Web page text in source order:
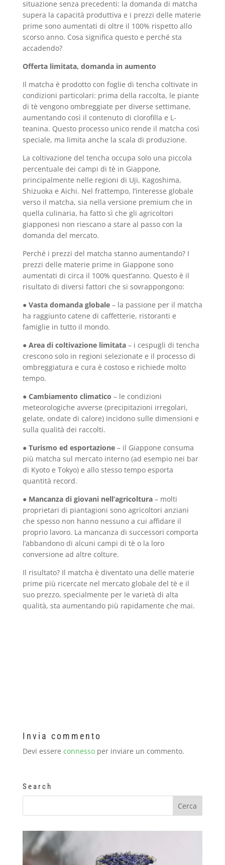
situazione senza precedenti: la domanda di matcha
supera la capacità produttiva e i prezzi delle materie
prime sono aumentati di oltre il 100% rispetto allo
scorso anno. Cosa significa questo e perché sta
accadendo?
Offerta limitata, domanda in aumento
Il matcha è prodotto con foglie di tencha coltivate in
condizioni particolari: prima della raccolta, le piante
di tè vengono ombreggiate per diverse settimane,
aumentando così il contenuto di clorofilla e L-
teanina. Questo processo unico rende il matcha così
speciale, ma limita anche la scala di produzione.
La coltivazione del tencha occupa solo una piccola
percentuale dei campi di tè in Giappone,
principalmente nelle regioni di Uji, Kagoshima,
Shizuoka e Aichi. Nel frattempo, l’interesse globale
verso il matcha, sia nella versione premium che in
quella culinaria, ha fatto sì che gli agricoltori
giapponesi non riescano a stare al passo con la
domanda del mercato.
Perché i prezzi del matcha stanno aumentando? I
prezzi delle materie prime in Giappone sono
aumentati di circa il 100% quest’anno. Questo è il
risultato di diversi fattori che si sovrappongono:
● Vasta domanda globale– la passione per il matcha
ha raggiunto catene di caffetterie, ristoranti e
famiglie in tutto il mondo.
● Area di coltivazione limitata– i cespugli di tencha
crescono solo in regioni selezionate e il processo di
ombreggiatura e cura è costoso e richiede molto
tempo.
● Cambiamento climatico – le condizioni
meteorologiche avverse (precipitazioni irregolari,
gelate, ondate di calore) incidono sulle dimensioni e
sulla qualità dei raccolti.
● Turismo ed esportazione– il Giappone consuma
più matcha sul mercato interno (ad esempio nei bar
di Kyoto e Tokyo) e allo stesso tempo esporta
quantità record.
● Mancanza di giovani nell’agricoltura– molti
proprietari di piantagioni sono agricoltori anziani
che spesso non hanno nessuno a cui affidare il
proprio lavoro. La mancanza di successori comporta
l’abbandono di alcuni campi di tè o la loro
conversione ad altre colture.
Il risultato? Il matcha è diventato una delle materie
prime più ricercate nel mercato globale del tè e il
suo prezzo, specialmente per le varietà di alta
qualità, sta aumentando più rapidamente che mai.
Invia commento
Devi essere connessoper inviare un commento.
Search